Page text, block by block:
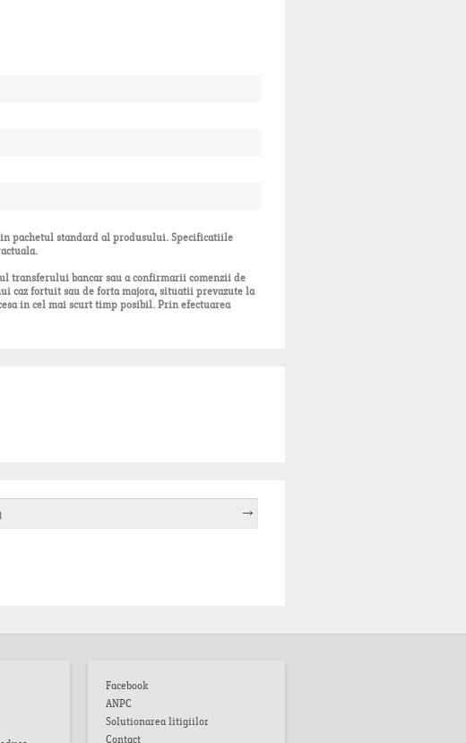
pachetul standard al produsului. Specificatiile
transferului bancar sau a confirmarii comenzii de
caz fortuit sau de forta majora, situatii prevazute la
in cel mai scurt timp posibil. Prin efectuarea
Facebook
ANPC
Solutionarea litigiilor